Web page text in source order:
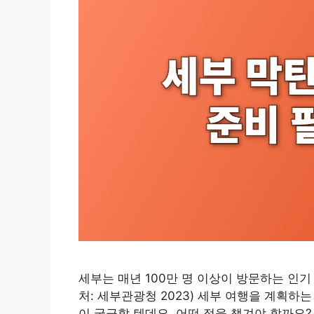
세부는 매년 100만 명 이상이 방문하는 인
처: 세부관광청 2023) 세부 여행을 계획하